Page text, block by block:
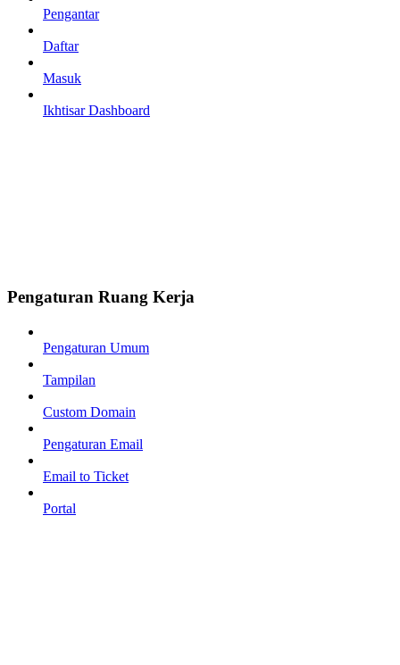
Pengantar
Daftar
Masuk
Ikhtisar Dashboard
Pengaturan Ruang Kerja
Pengaturan Umum
Tampilan
Custom Domain
Pengaturan Email
Email to Ticket
Portal